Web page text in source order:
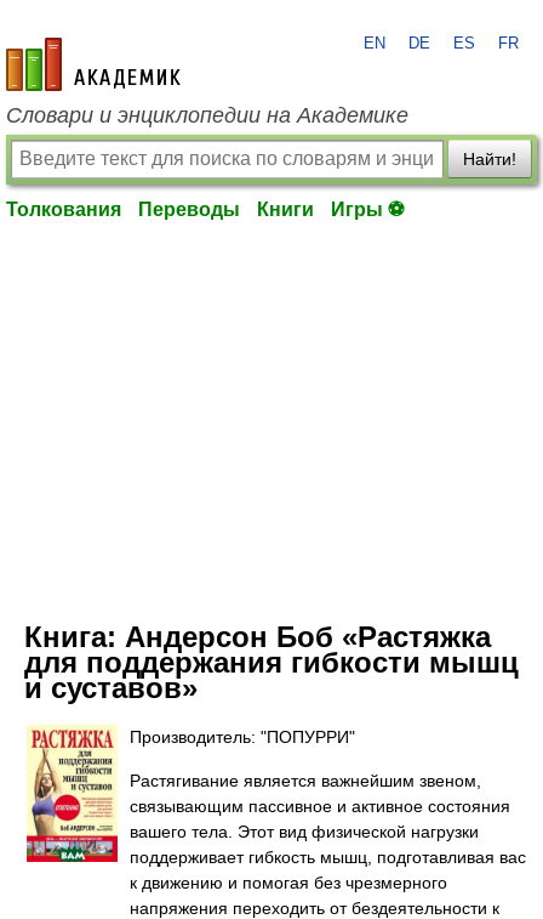
academic.ru
EN DE ES FR
Словари и энциклопедии на Академике
Найти!
Толкования Переводы Книги Игры ⚽
Книга: Андерсон Боб «Растяжка
для поддержания гибкости мышц
и суставов»
Производитель: "ПОПУРРИ"
Растягивание является важнейшим звеном,
связывающим пассивное и активное состояния
вашего тела. Этот вид физической нагрузки
поддерживает гибкость мышц, подготавливая вас
к движению и помогая без чрезмерного
напряжения переходить от бездеятельности к